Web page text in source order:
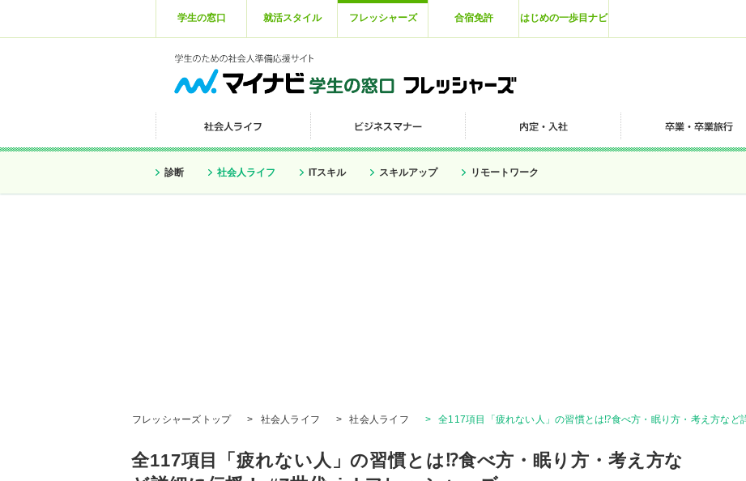
学生の窓口 就活スタイル フレッシャーズ 合宿免許 はじめの一歩目ナビ
診断 社会人ライフ ITスキル スキルアップ リモートワーク
フレッシャーズトップ > 社会人ライフ > 社会人ライフ > 全117項目「疲れない人」の習慣とは⁉食べ方・眠り方・考え方など
全117項目「疲れない人」の習慣とは⁉食べ方・眠り方・考え方な